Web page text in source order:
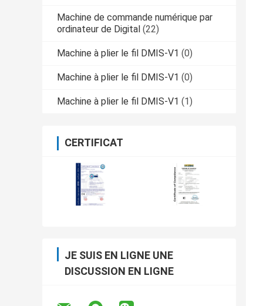
Machine de commande numérique par
ordinateur de Digital (22)
Machine à plier le fil DMIS-V1 (0)
Machine à plier le fil DMIS-V1 (0)
Machine à plier le fil DMIS-V1 (1)
CERTIFICAT
JE SUIS EN LIGNE UNE
DISCUSSION EN LIGNE